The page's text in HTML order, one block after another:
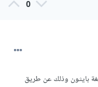
0
بايثون وذلك عن طريق